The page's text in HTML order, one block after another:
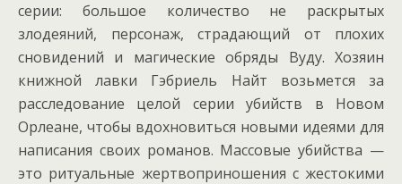
серии: большое количество не раскрытых
злодеяний, персонаж, страдающий от плохих
сновидений и магические обряды Вуду. Хозяин
книжной лавки Гэбриель Найт возьмется за
расследование целой серии убийств в Новом
Орлеане, чтобы вдохновиться новыми идеями для
написания своих романов. Массовые убийства —
это ритуальные жертвоприношения с жестокими